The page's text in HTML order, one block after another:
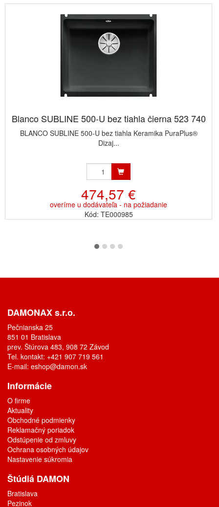
Blanco SUBLINE 500-U bez tiahla čierna 523 740
BLANCO SUBLINE 500-U bez tiahla Keramika PuraPlus®
Dizaj...
474,57 €
overíme u dodávateľa - na požiadanie
Kód: TE000985
DAMONAX s.r.o.
Pečnianska 25
851 01 Bratislava
prev. Štúrova 483, 908 72 Závod
Tel. kontakt: +421 907 719 561
E-mail: eshop@damon.sk
Informácie
O firme
Aktuality
Obchodné podmienky
Reklamačný poriadok
Odstúpenie od zmluvy
Ochrana osobných údajov
Nastavenie súkromia
Štúdiá DAMON
Bratislava
Pezinok